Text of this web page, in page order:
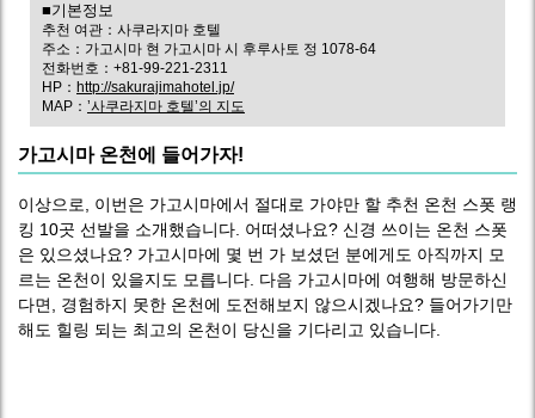
■기본정보
추천 여관：사쿠라지마 호텔
주소：가고시마 현 가고시마 시 후루사토 정 1078-64
전화번호：+81-99-221-2311
HP： http://sakurajimahotel.jp/
MAP： ’사쿠라지마 호텔’의 지도
가고시마 온천에 들어가자!
이상으로, 이번은 가고시마에서 절대로 가야만 할 추천 온천 스폿 랭
킹 10곳 선발을 소개했습니다. 어떠셨나요? 신경 쓰이는 온천 스폿
은 있으셨나요? 가고시마에 몇 번 가 보셨던 분에게도 아직까지 모
르는 온천이 있을지도 모릅니다. 다음 가고시마에 여행해 방문하신
다면, 경험하지 못한 온천에 도전해보지 않으시겠나요? 들어가기만
해도 힐링 되는 최고의 온천이 당신을 기다리고 있습니다.